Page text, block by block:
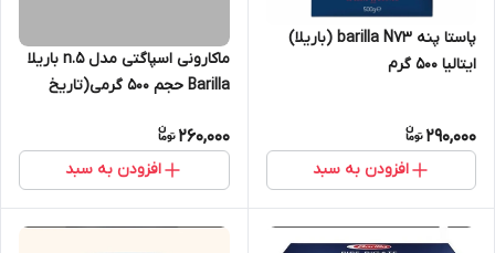
پاستا پنه barilla N73 (باریلا)
ایتالیا 500 گرم
290,000
افزودن به سبد
ماکارونی اسپاگتی مدل n.5 باریلا
Barilla حجم 500 گرمی(تاریخ
260,000
افزودن به سبد